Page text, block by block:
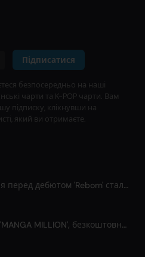
Підписатися
безпосередньо на наші
чарти та K-POP чарти. Вам
підписку, клікнувши на
який ви отримаєте.
Girls Archives. Пісня перед дебютом 'Reborn' стала саундтреком до фільму Netflix
Shueisha запускає 'MANGA MILLION', безкоштовну глобальну бібліотеку з 400 манґа-серіалами